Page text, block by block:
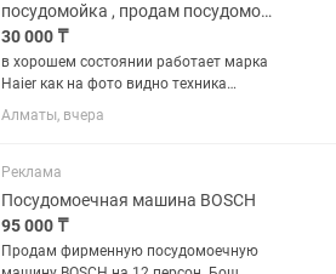
посудомойка , продам посудомойку , посудомоечная машина
30 000 ₸
в хорошем состоянии работает марка
Haier как на фото видно техника
встроенный
Алматы, вчера
Реклама
Посудомоечная машина BOSCH
95 000 ₸
Продам фирменную посудомоечную